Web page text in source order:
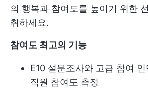
의 행복과 참여도를 높이기 위한
취하세요.
참여도 최고의 기능
E10 설문조사와 고급 참여
직원 참여도 측정